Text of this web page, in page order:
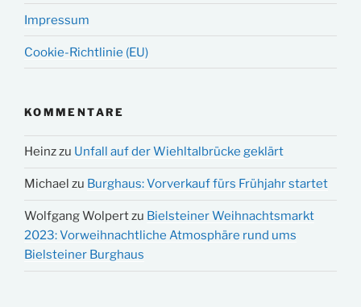
Impressum
Cookie-Richtlinie (EU)
KOMMENTARE
Heinzzu Unfall auf der Wiehltalbrücke geklärt
Michael zu Burghaus: Vorverkauf fürs Frühjahr startet
Wolfgang Wolpertzu Bielsteiner Weihnachtsmarkt
2023: Vorweihnachtliche Atmosphäre rund ums
Bielsteiner Burghaus